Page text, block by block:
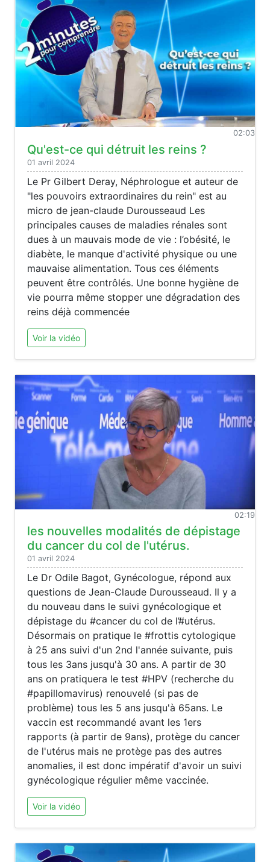
02:03
Qu'est-ce qui détruit les reins ?
01 avril 2024
Le Pr Gilbert Deray, Néphrologue et auteur de
"les pouvoirs extraordinaires du rein" est au
micro de jean-claude Durousseaud Les
principales causes de maladies rénales sont
dues à un mauvais mode de vie : l’obésité, le
diabète, le manque d'activité physique ou une
mauvaise alimentation. Tous ces éléments
peuvent être contrôlés. Une bonne hygiène de
vie pourra même stopper une dégradation des
reins déjà commencée
Voir la vidéo
02:19
les nouvelles modalités de dépistage
du cancer du col de l'utérus.
01 avril 2024
Le Dr Odile Bagot, Gynécologue, répond aux
questions de Jean-Claude Durousseaud. Il y a
du nouveau dans le suivi gynécologique et
dépistage du #cancer du col de l’#utérus.
Désormais on pratique le #frottis cytologique
à 25 ans suivi d'un 2nd l'année suivante, puis
tous les 3ans jusqu'à 30 ans. A partir de 30
ans on pratiquera le test #HPV (recherche du
#papillomavirus) renouvelé (si pas de
problème) tous les 5 ans jusqu'à 65ans. Le
vaccin est recommandé avant les 1ers
rapports (à partir de 9ans), protège du cancer
de l'utérus mais ne protège pas des autres
anomalies, il est donc impératif d'avoir un suivi
gynécologique régulier même vaccinée.
Voir la vidéo